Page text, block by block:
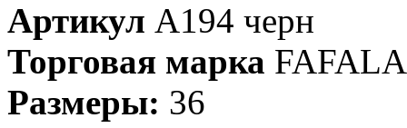
Артикул A194 черн
Торговая марка FAFALA
Размеры: 36